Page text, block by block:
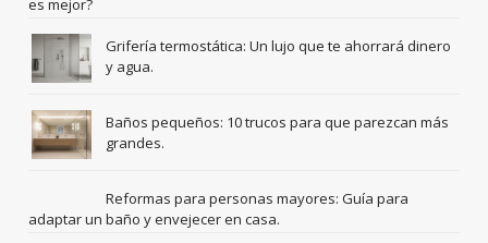
es mejor?
Grifería termostática: Un lujo que te ahorrará dinero
y agua.
Baños pequeños: 10 trucos para que parezcan más
grandes.
Reformas para personas mayores: Guía para
adaptar un baño y envejecer en casa.